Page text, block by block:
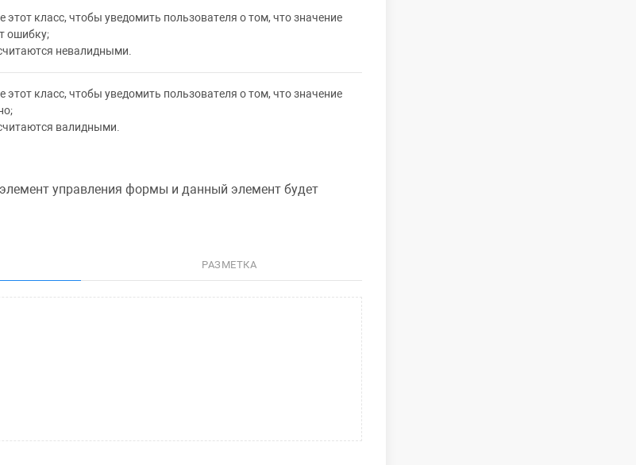
этот класс, чтобы уведомить пользователя о том, что значение
ошибку;
невалидными.
этот класс, чтобы уведомить пользователя о том, что значение
валидными.
управления формы и данный элемент будет
РАЗМЕТКА